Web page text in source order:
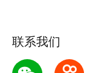
联系我们